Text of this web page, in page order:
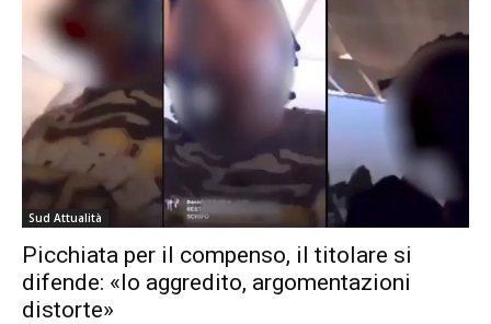
Sud Attualità
Picchiata per il compenso, il titolare si
difende: «Io aggredito, argomentazioni
distorte»